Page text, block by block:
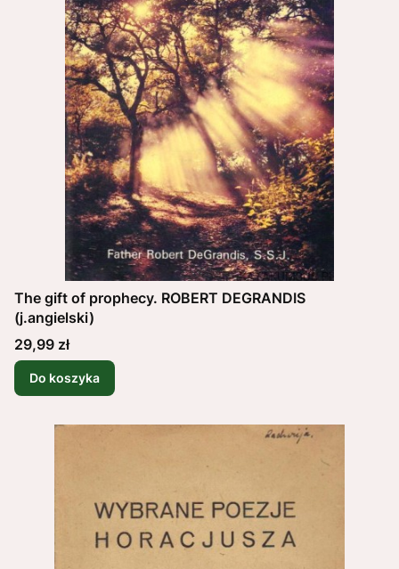
The gift of prophecy. ROBERT DEGRANDIS
(j.angielski)
Cena
29,99 zł
Do koszyka